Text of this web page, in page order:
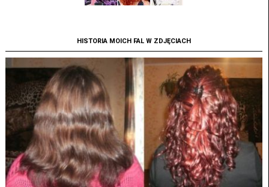
HISTORIA MOICH FAL W ZDJĘCIACH